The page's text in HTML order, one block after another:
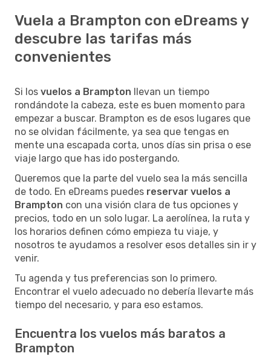
Vuela a Brampton con eDreams y
descubre las tarifas más
convenientes
Si los vuelos a Brampton llevan un tiempo
rondándote la cabeza, este es buen momento para
empezar a buscar. Brampton es de esos lugares que
no se olvidan fácilmente, ya sea que tengas en
mente una escapada corta, unos días sin prisa o ese
viaje largo que has ido postergando.
Queremos que la parte del vuelo sea la más sencilla
de todo. En eDreams puedes reservar vuelos a
Brampton con una visión clara de tus opciones y
precios, todo en un solo lugar. La aerolínea, la ruta y
los horarios definen cómo empieza tu viaje, y
nosotros te ayudamos a resolver esos detalles sin ir y
venir.
Tu agenda y tus preferencias son lo primero.
Encontrar el vuelo adecuado no debería llevarte más
tiempo del necesario, y para eso estamos.
Encuentra los vuelos más baratos a
Brampton